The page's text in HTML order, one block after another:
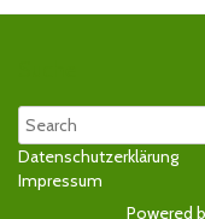
Search
Datenschutzerklärung
Impressum
Powered